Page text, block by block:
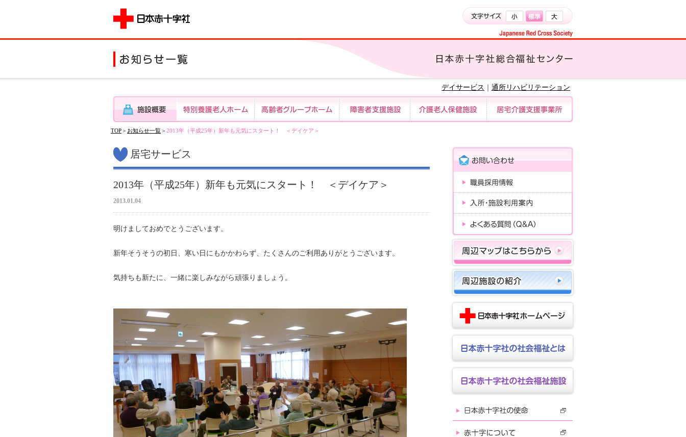
デイサービス 通所リハビリテーション
TOP ＞ お知らせ一覧 ＞ 2013年（平成25年）新年も元気にスタート！ ＜デイケア＞
居宅サービス
2013年（平成25年）新年も元気にスタート！ ＜デイケア＞
2013.01.04
明けましておめでとうございます。
新年そうそうの初日、寒い日にもかかわらず、たくさんのご利用ありがとうございます。
気持ちも新たに、一緒に楽しみながら頑張りましょう。